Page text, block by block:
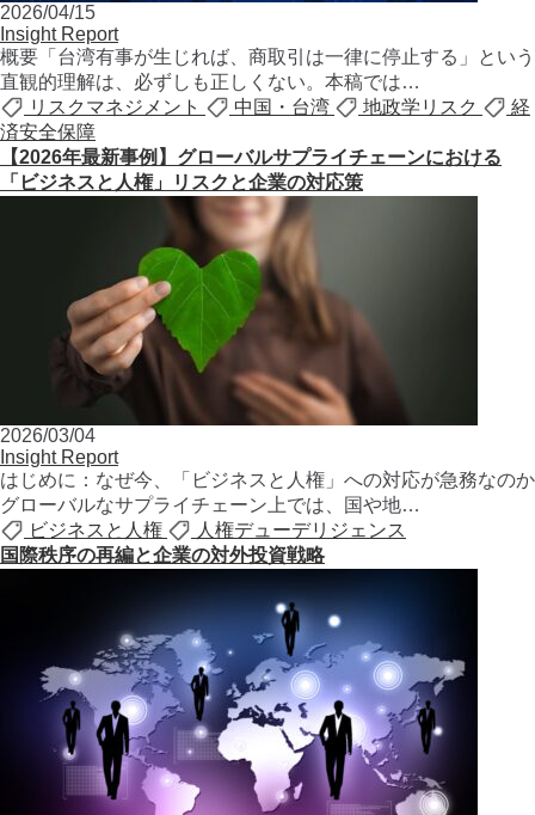
2026/04/15
Insight Report
概要「台湾有事が生じれば、商取引は一律に停止する」という
直観的理解は、必ずしも正しくない。本稿では…
リスクマネジメント
中国・台湾 地政学リスク
経
済安全保障
【2026年最新事例】グローバルサプライチェーンにおける
「ビジネスと人権」リスクと企業の対応策
2026/03/04
Insight Report
はじめに：なぜ今、「ビジネスと人権」への対応が急務なのか
グローバルなサプライチェーン上では、国や地…
ビジネスと人権
人権デューデリジェンス
国際秩序の再編と企業の対外投資戦略